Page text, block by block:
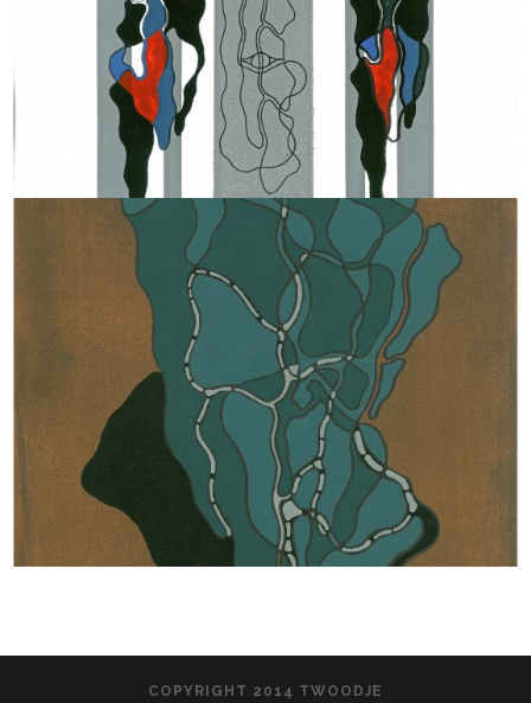
COPYRIGHT 2014 TWOODJE